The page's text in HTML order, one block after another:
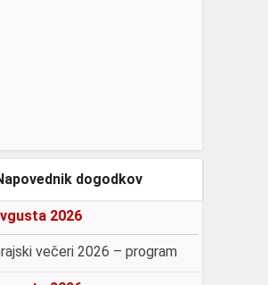
dogodkov
2026
večeri 2026 – program